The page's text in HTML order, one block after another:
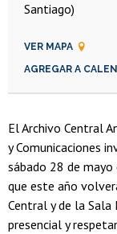
Santiago)
VER MAPA
AGREGAR A
El Archivo Central
y Comunicaciones
sábado 28 de
que este año
Central y de la Sala
presencial y